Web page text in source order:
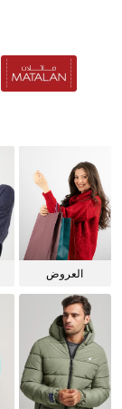
العروض